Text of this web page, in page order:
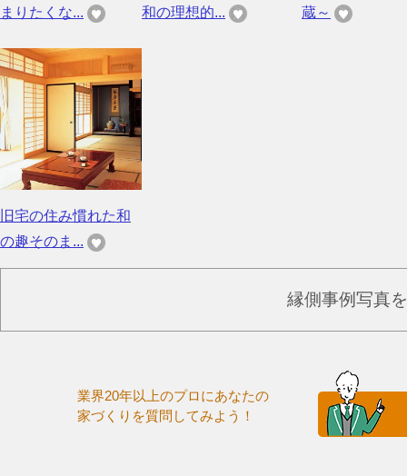
まりたくな... 和の理想的... 蔵～
旧宅の住み慣れた和
の趣そのま...
縁側事例写真
業界20年以上のプロにあなたの
家づくりを質問してみよう！